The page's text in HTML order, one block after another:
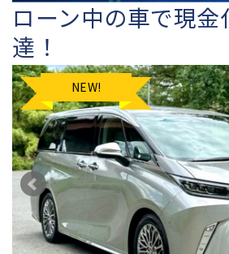
ローン中の車で現金
達！
NEW!